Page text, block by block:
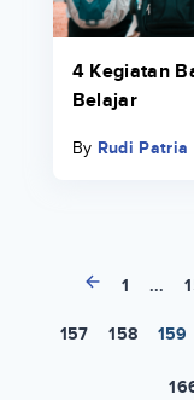
4 Kegiatan
Belajar
By Rudi Patria
1 ...
157 158 159